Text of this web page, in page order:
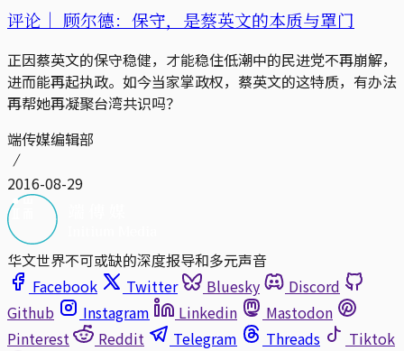
评论｜ 顾尔德：保守，是蔡英文的本质与罩门
正因蔡英文的保守稳健，才能稳住低潮中的民进党不再崩解，
进而能再起执政。如今当家掌政权，蔡英文的这特质，有办法
再帮她再凝聚台湾共识吗？
端传媒编辑部
2016-08-29
华文世界不可或缺的深度报导和多元声音
Facebook
Twitter Bluesky
Discord
Github
Instagram Linkedin
Mastodon
Pinterest
Reddit Telegram Threads
Tiktok